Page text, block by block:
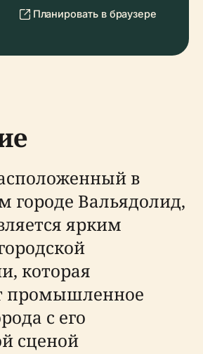
Планировать в браузере
в
городе Вальядолид,
ярким
которая
промышленное
с его
сценой